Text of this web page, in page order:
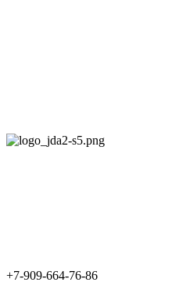
+7-909-664-76-86